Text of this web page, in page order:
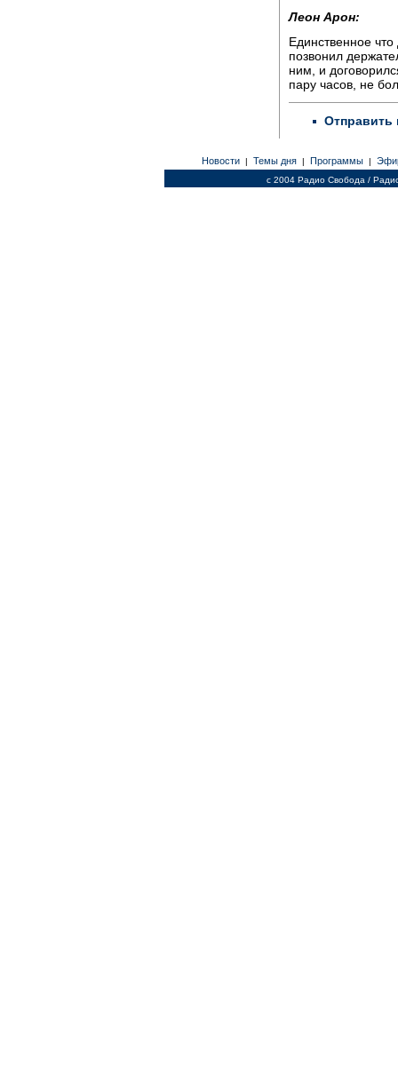
Леон Арон:
Единственное что
позвонил
ним, и
пару часов, не
Отправить
Новости | Темы дня | Программы |
c 2004 Радио Свобода /